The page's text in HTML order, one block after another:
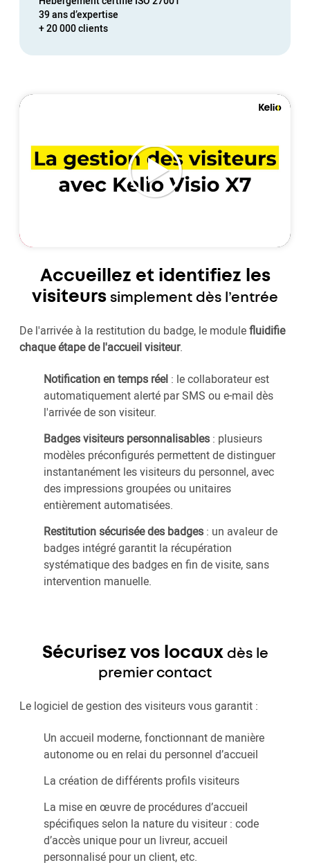
39 ans d’expertise
+ 20 000 clients
Accueillez et identifiez les
visiteurs simplement dès l’entrée
De l'arrivée à la restitution du badge, le modulefluidifie
chaque étape de l'accueil visiteur.
Notification en temps réel : le collaborateur est
automatiquement alerté par SMS ou e-mail dès
l'arrivée de son visiteur.
Badges visiteurs personnalisables : plusieurs
modèles préconfigurés permettent de distinguer
instantanément les visiteurs du personnel, avec
des impressions groupées ou unitaires
entièrement automatisées.
Restitution sécurisée des badges : un avaleur de
badges intégré garantit la récupération
systématique des badges en fin de visite, sans
intervention manuelle.
Sécurisez vos locauxdès le
premier contact
Le logiciel de gestion des visiteurs vous garantit :
Un accueil moderne, fonctionnant de manière
autonome ou en relai du personnel d’accueil
La création de différents profils visiteurs
La mise en œuvre de procédures d’accueil
spécifiques selon la nature du visiteur : code
d’accès unique pour un livreur, accueil
personnalisé pour un client, etc.